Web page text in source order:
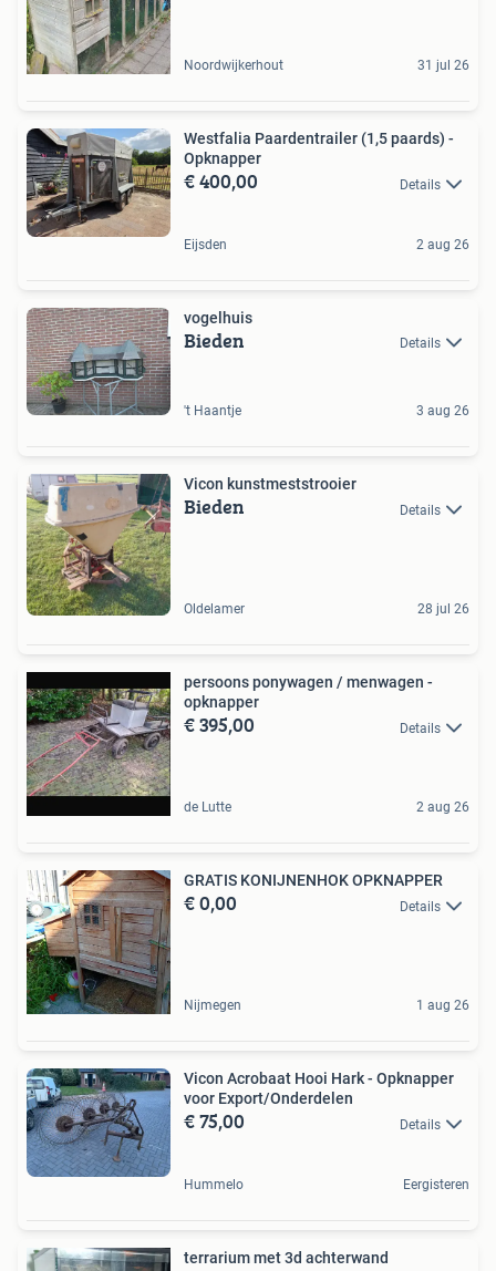
Noordwijkerhout 31 jul 26
Westfalia Paardentrailer (1,5 paards) -
Opknapper
€ 400,00 Details
Eijsden 2 aug 26
vogelhuis
Bieden Details
't Haantje 3 aug 26
Vicon kunstmeststrooier
Bieden Details
Oldelamer 28 jul 26
persoons ponywagen / menwagen -
opknapper
€ 395,00 Details
de Lutte 2 aug 26
GRATIS KONIJNENHOK OPKNAPPER
€ 0,00 Details
Nijmegen 1 aug 26
Vicon Acrobaat Hooi Hark - Opknapper
voor Export/Onderdelen
€ 75,00 Details
Hummelo Eergisteren
terrarium met 3d achterwand